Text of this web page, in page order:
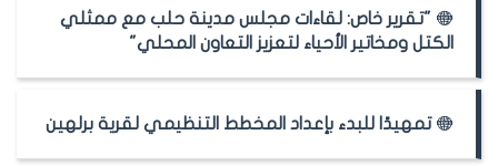
"تقرير خاص: لقاءات مجلس مدينة حلب مع ممثلي
الكتل ومخاتير الأحياء لتعزيز التعاون المحلي"
تمهيدًا للبدء بإعداد المخطط التنظيمي لقرية برلهين